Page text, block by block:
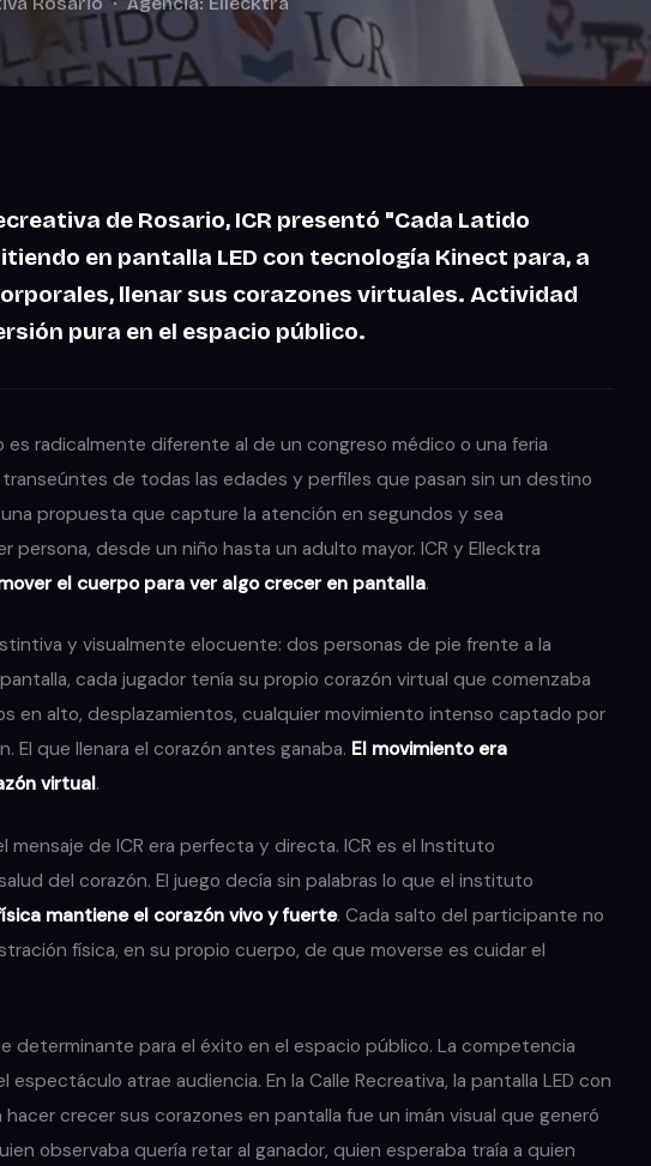
de Rosario, ICR presentó "Cada Latido
en pantalla LED con tecnología Kinect para, a
, llenar sus corazones virtuales. Actividad
pura en el espacio público.
es radicalmente diferente al de un congreso médico o una feria
de todas las edades y perfiles que pasan sin un destino
propuesta que capture la atención en segundos y sea
desde un niño hasta un adulto mayor. ICR y Ellecktra
el cuerpo para ver algo crecer en pantalla.
y visualmente elocuente: dos personas de pie frente a la
cada jugador tenía su propio corazón virtual que comenzaba
en alto, desplazamientos, cualquier movimiento intenso captado por
El que llenara el corazón antes ganaba. El movimiento era
virtual.
mensaje de ICR era perfecta y directa. ICR es el Instituto
del corazón. El juego decía sin palabras lo que el instituto
mantiene el corazón vivo y fuerte. Cada salto del participante no
física, en su propio cuerpo, de que moverse es cuidar el
determinante para el éxito en el espacio público. La competencia
atrae audiencia. En la Calle Recreativa, la pantalla LED con
crecer sus corazones en pantalla fue un imán visual que generó
observaba quería retar al ganador, quien esperaba traía a quien